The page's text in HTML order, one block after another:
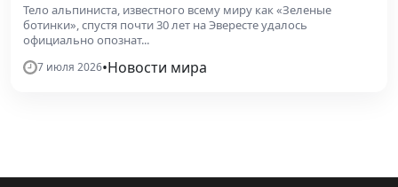
Тело альпиниста, известного всему миру как «Зеленые
ботинки», спустя почти 30 лет на Эвересте удалось
официально опознат...
7 июля 2026•Новости мира